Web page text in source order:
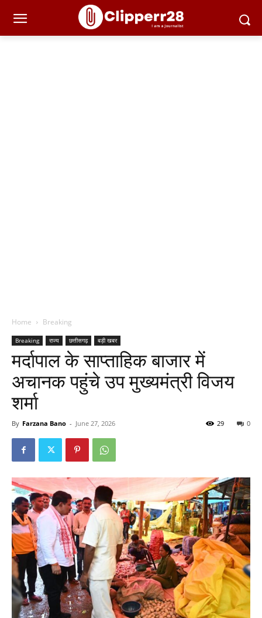
Home Breaking
Breaking राज्य छत्तीसगढ़ बड़ी खबर
मर्दापाल के साप्ताहिक बाजार में
अचानक पहुंचे उप मुख्यमंत्री विजय
शर्मा
By Farzana Bano - June 27, 2026 0
29